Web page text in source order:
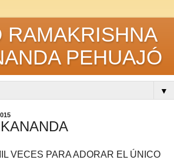
RAMAKRISHNA
PEHUAJÓ
▼
VECES PARA ADORAR EL ÚNICO